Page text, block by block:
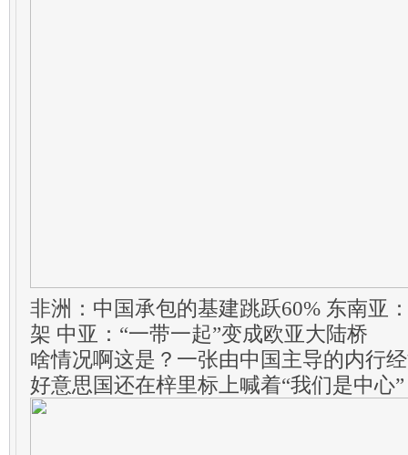
非洲：中国承包的基建跳跃60% 东南亚
架 中亚：“一带一起”变成欧亚大陆桥
啥情况啊这是？一张由中国主导的内行
好意思国还在梓里标上喊着“我们是中心